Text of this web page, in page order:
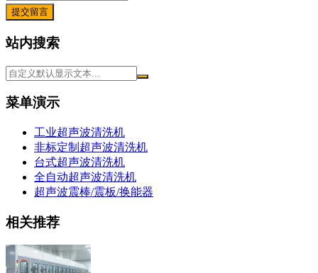
提交留言
站内搜索
菜单演示
工业超声波清洗机
非标定制超声波清洗机
台式超声波清洗机
全自动超声波清洗机
超声波震棒/震板/换能器
相关推荐